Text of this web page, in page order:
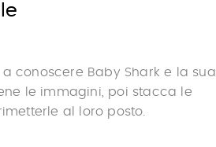
conoscere Baby Shark e la sua
le immagini, poi stacca le
al loro posto.